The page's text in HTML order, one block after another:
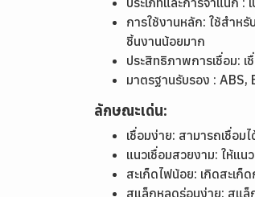
การใช้งานหลัก: ใช้สำหรั
ชิ้นงานน้อยมาก
ประสิทธิภาพการเชื่อม:
มาตรฐานรับรอง : ABS,
ลักษณะเด่น:
เชื่อมง่าย: สามารถเชื่อ
แนวเชื่อมสวยงาม: ให้แน
สะเก็ดไฟน้อย: เกิดสะเก็
สแล็กหลุดร่อนง่าย: สแล็